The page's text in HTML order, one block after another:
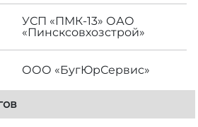
УСП «ПМК-13» ОАО
«Пинсксовхозстрой»
ООО «БугЮрСервис»